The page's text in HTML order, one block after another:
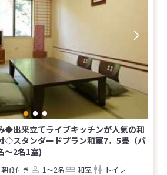
◆出来立てライブキッチンが人気の和
◇スタンダードプラン和室7．5畳（バ
2名1室)
食付き 1～2名 和室
トイレ